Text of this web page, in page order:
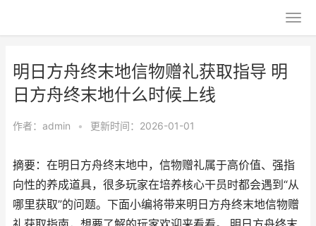
明日方舟终末地信物赠礼获取指导 明
日方舟终末地什么时候上线
作者： admin • 更新时间：2026-01-01
摘要：在明日方舟终末地中，信物赠礼属于高价值、强指
向性的养成道具，很多玩家在培养核心干员时都会遇到“从
哪里获取”的问题。下面小编将带来明日方舟终末地信物赠